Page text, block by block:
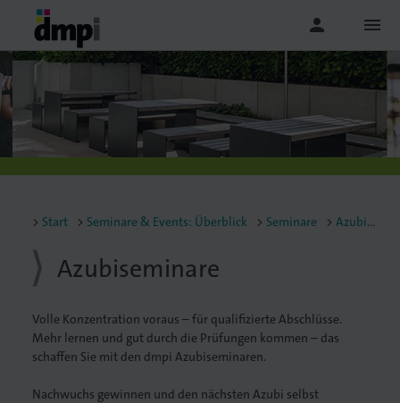
person menu
Start Seminare & Events: Überblick Seminare Azubiseminare
Azubiseminare
Volle Konzentration voraus – für qualifizierte Abschlüsse.
Mehr lernen und gut durch die Prüfungen kommen – das
schaffen Sie mit den dmpi Azubiseminaren.
Nachwuchs gewinnen und den nächsten Azubi selbst